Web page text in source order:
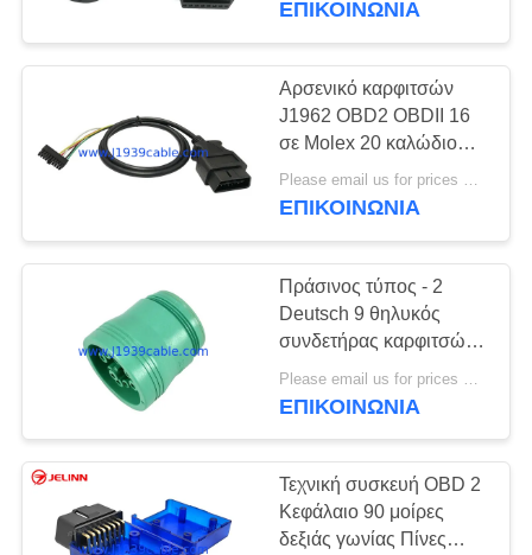
ΕΠΙΚΟΙΝΩΝΊΑ
Αρσενικό καρφιτσών
J1962 OBD2 OBDII 16
σε Molex 20 καλώδιο
θηλυκών συνδετήρων
καρφιτσών
Please email us for prices MOQ:100 τεμ
ΕΠΙΚΟΙΝΩΝΊΑ
Πράσινος τύπος - 2
Deutsch 9 θηλυκός
συνδετήρας καρφιτσών
J1939 με 9 τερματικά
ΕΠΙΚΟΙΝΩΝΊΑ
Τεχνική συσκευή OBD 2
Κεφάλαιο 90 μοίρες
δεξιάς γωνίας Πίνες